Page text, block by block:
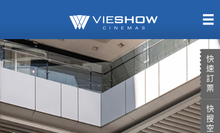
快
速
訂
票
快
搜
空
熱售中
即將上映
TITAN SCREEN
MUCROWN
影城餐飲
UNICORN